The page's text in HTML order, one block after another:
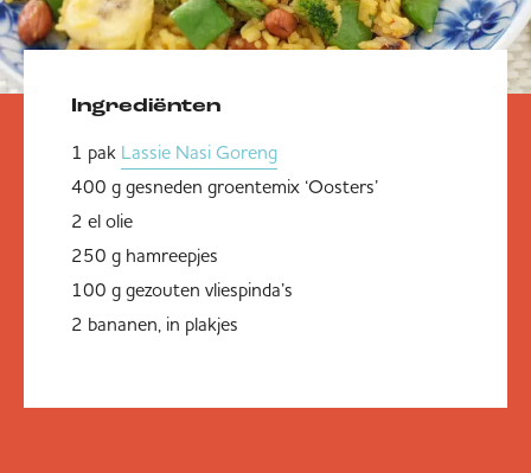
Ingrediënten
1 pak Lassie Nasi Goreng
400 g gesneden groentemix ‘Oosters’
2 el olie
250 g hamreepjes
100 g gezouten vliespinda’s
2 bananen, in plakjes